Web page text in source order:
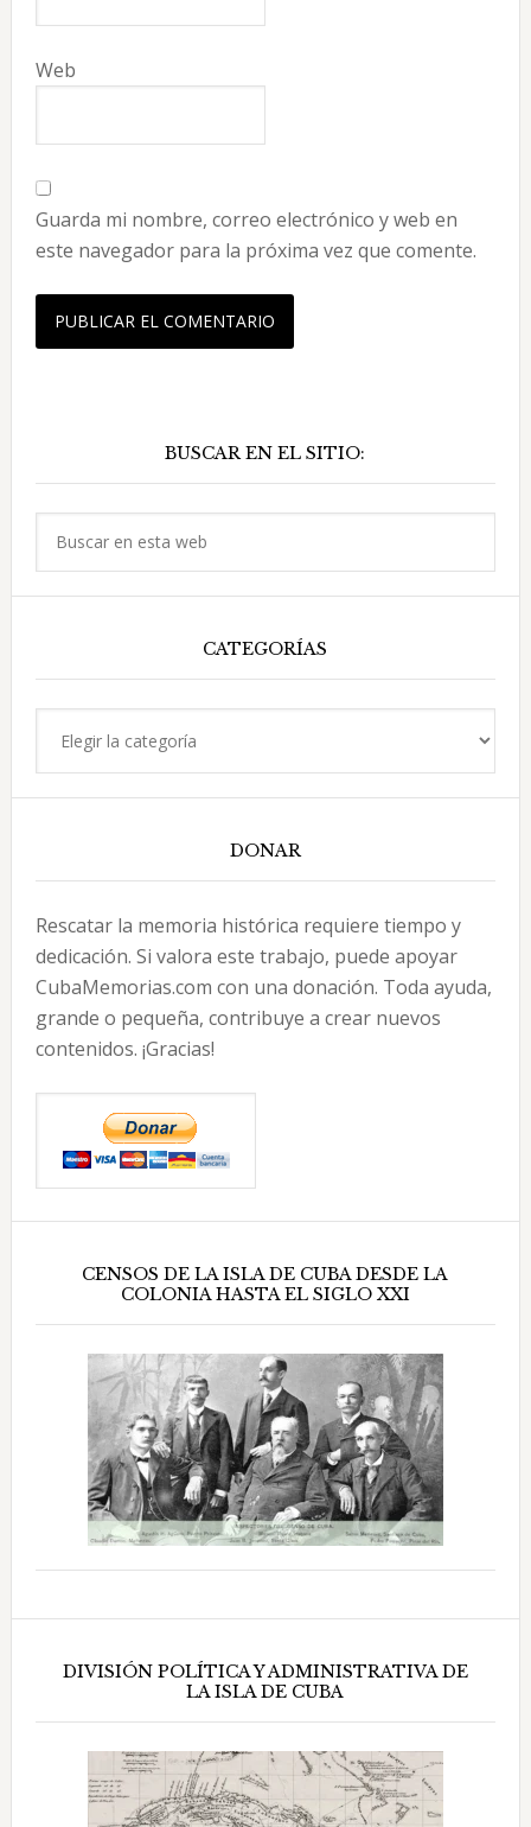
Web
Guarda mi nombre, correo electrónico y web en
este navegador para la próxima vez que comente.
principal
BUSCAR EN EL SITIO:
CATEGORÍAS
DONAR
Rescatar la memoria histórica requiere tiempo y
dedicación. Si valora este trabajo, puede apoyar
CubaMemorias.com con una donación. Toda ayuda,
grande o pequeña, contribuye a crear nuevos
contenidos. ¡Gracias!
CENSOS DE LA ISLA DE CUBA DESDE LA
COLONIA HASTA EL SIGLO XXI
DIVISIÓN POLÍTICA Y ADMINISTRATIVA DE
LA ISLA DE CUBA